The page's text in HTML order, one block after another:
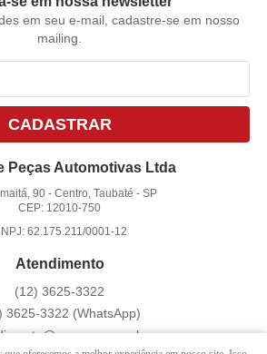
em seu e-mail, cadastre-se em nosso
mailing.
CADASTRAR
Peças Automotivas Ltda
90 -Centro, Taubaté -SP
CEP: 12010-750
62.175.211/0001-12
Atendimento
(12) 3625-3322
3625-3322 (WhatsApp)